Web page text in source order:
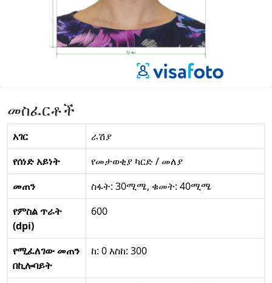
መስፈርቶች
አገር
ራሽያ
የሰነድ አይነት
የመታወቂያ ካርድ / መለያ
መጠን
ስፋት: 30ሚሜ, ቁመት: 40ሚሜ
የምስል ጥራት
(dpi)
600
የሚፈለገው መጠን
በኪሎባይት
ከ: 0 እስከ: 300